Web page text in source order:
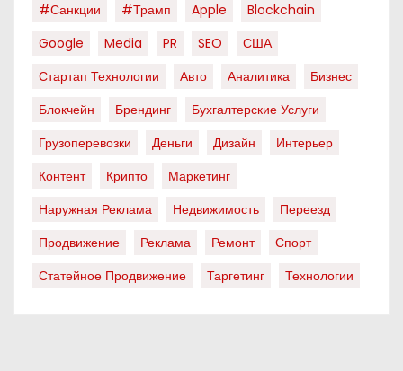
#санкции
#трамп Apple
Blockchain
Google
Media PR SEO
США
Стартап Технологии
Авто Аналитика
Бизнес
Блокчейн
Брендинг
Бухгалтерские Услуги
Грузоперевозки
Деньги Дизайн
Интерьер
Контент
Крипто
Маркетинг
Наружная Реклама
Недвижимость
Переезд
Продвижение
Реклама Ремонт
Спорт
Статейное Продвижение
Таргетинг Технологии